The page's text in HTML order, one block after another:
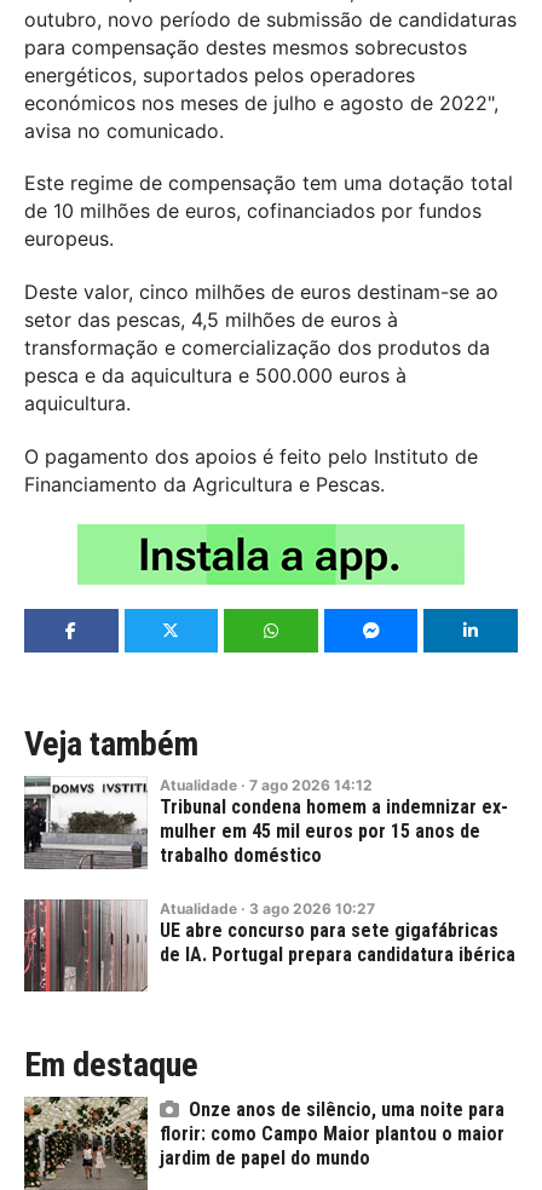
outubro, novo período de submissão de candidaturas
para compensação destes mesmos sobrecustos
energéticos, suportados pelos operadores
económicos nos meses de julho e agosto de 2022",
avisa no comunicado.
Este regime de compensação tem uma dotação total
de 10 milhões de euros, cofinanciados por fundos
europeus.
Deste valor, cinco milhões de euros destinam-se ao
setor das pescas, 4,5 milhões de euros à
transformação e comercialização dos produtos da
pesca e da aquicultura e 500.000 euros à
aquicultura.
O pagamento dos apoios é feito pelo Instituto de
Financiamento da Agricultura e Pescas.
Veja também
Atualidade · 7 ago 2026 14:12
Tribunal condena homem a indemnizar ex-
mulher em 45 mil euros por 15 anos de
trabalho doméstico
Atualidade · 3 ago 2026 10:27
UE abre concurso para sete gigafábricas
de IA. Portugal prepara candidatura ibérica
Em destaque
Onze anos de silêncio, uma noite para
florir: como Campo Maior plantou o maior
jardim de papel do mundo